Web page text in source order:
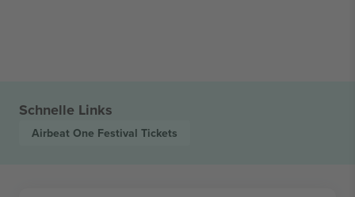
Schnelle Links
Airbeat One Festival Tickets